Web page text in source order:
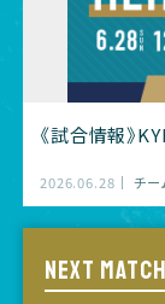
《試合情報》
2026.06.28 チー
NEXT MATCH